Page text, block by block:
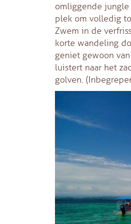
omliggende
plek om volledig
Zwem in de
korte wandeling
geniet gewoon
luistert naar het
golven.